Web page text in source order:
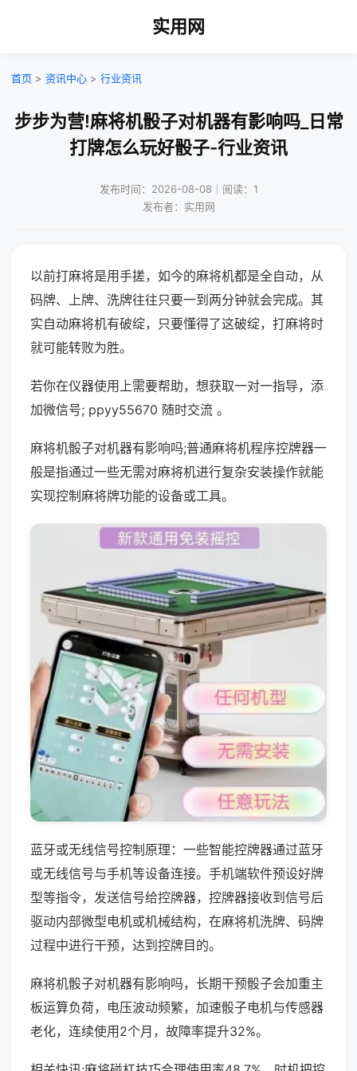
实用网
首页 > 资讯中心 > 行业资讯
步步为营!麻将机骰子对机器有影响吗_日常
打牌怎么玩好骰子-行业资讯
发布时间：2026-08-08｜阅读：1
发布者：实用网
以前打麻将是用手搓，如今的麻将机都是全自动，从
码牌、上牌、洗牌往往只要一到两分钟就会完成。其
实自动麻将机有破绽，只要懂得了这破绽，打麻将时
就可能转败为胜。
若你在仪器使用上需要帮助，想获取一对一指导，添
加微信号; ppyy55670 随时交流 。
麻将机骰子对机器有影响吗;普通麻将机程序控牌器一
般是指通过一些无需对麻将机进行复杂安装操作就能
实现控制麻将牌功能的设备或工具。
蓝牙或无线信号控制原理：一些智能控牌器通过蓝牙
或无线信号与手机等设备连接。手机端软件预设好牌
型等指令，发送信号给控牌器，控牌器接收到信号后
驱动内部微型电机或机械结构，在麻将机洗牌、码牌
过程中进行干预，达到控牌目的。
麻将机骰子对机器有影响吗，长期干预骰子会加重主
板运算负荷，电压波动频繁，加速骰子电机与传感器
老化，连续使用2个月，故障率提升32%。